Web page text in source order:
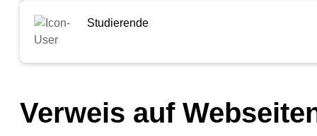
Studierende
Verweis auf